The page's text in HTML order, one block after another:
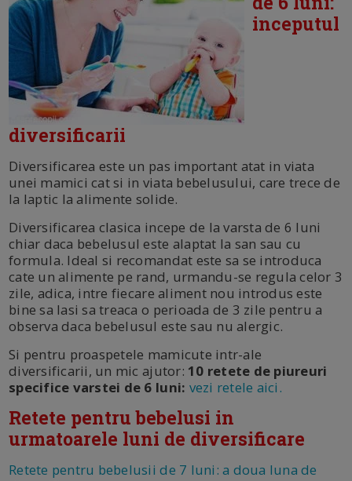
inceputul
diversificarii
Diversificarea este un pas important atat in viata
unei mamici cat si in viata bebelusului, care trece de
la laptic la alimente solide.
Diversificarea clasica incepe de la varsta de 6 luni
chiar daca bebelusul este alaptat la san sau cu
formula. Ideal si recomandat este sa se introduca
cate un alimente pe rand, urmandu-se regula celor 3
zile, adica, intre fiecare aliment nou introdus este
bine sa lasi sa treaca o perioada de 3 zile pentru a
observa daca bebelusul este sau nu alergic.
Si pentru proaspetele mamicute intr-ale
diversificarii, un mic ajutor: 10 retete de piureuri
specifice varstei de 6 luni: vezi retele aici.
Retete pentru bebelusi in
urmatoarele luni de diversificare
Retete pentru bebelusii de 7 luni: a doua luna de